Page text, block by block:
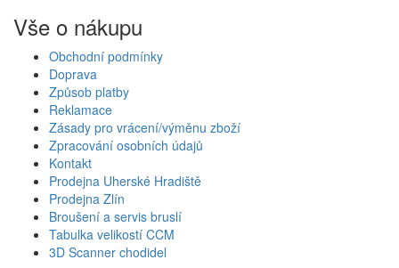
Vše o nákupu
Obchodní podmínky
Doprava
Způsob platby
Reklamace
Zásady pro vrácení/výměnu zboží
Zpracování osobních údajů
Kontakt
Prodejna Uherské Hradiště
Prodejna Zlín
Broušení a servis bruslí
Tabulka velikostí CCM
3D Scanner chodidel